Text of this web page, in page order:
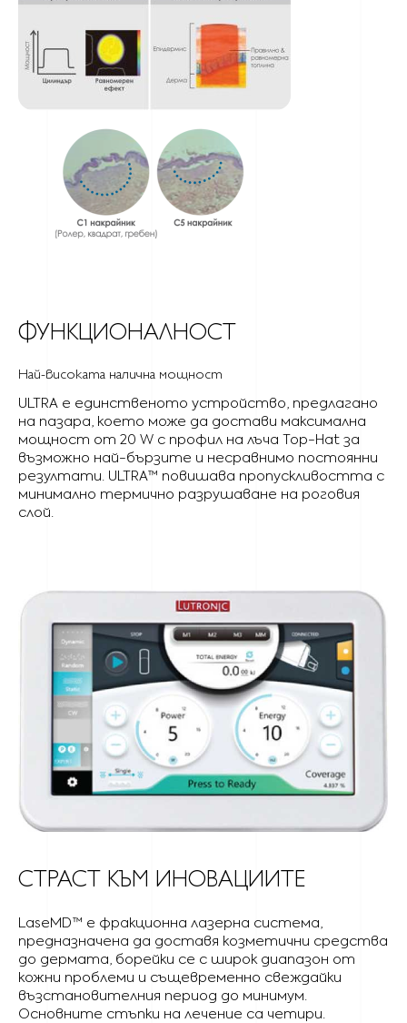
ФУНКЦИОНАЛНОСТ
Най-високата налична мощност
ULTRA е единственото устройство, предлагано
на пазара, което може да достави максимална
мощност от 20 W с профил на лъча Top-Hat за
възможно най-бързите и несравнимо постоянни
резултати. ULTRA™ повишава пропускливостта с
минимално термично разрушаване на роговия
слой.
СТРАСТ КЪМ ИНОВАЦИИТЕ
LaseMD™ е фракционна лазерна система,
предназначена да доставя козметични средства
до дермата, борейки се с широк диапазон от
кожни проблеми и същевременно свеждайки
възстановителния период до минимум.
Основните стъпки на лечение са четири.